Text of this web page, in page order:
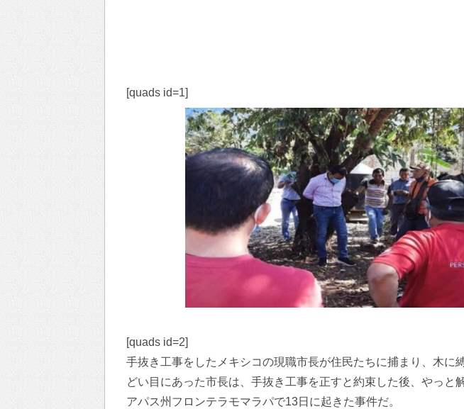
[quads id=1]
[quads id=2]
手抜き工事をしたメキシコの現職市長が住民たちに捕まり、木に
どい目にあった市長は、手抜き工事を正すと約束した後、やっと
アパス州フロンテラモマラパで13日に起きた事件だ。